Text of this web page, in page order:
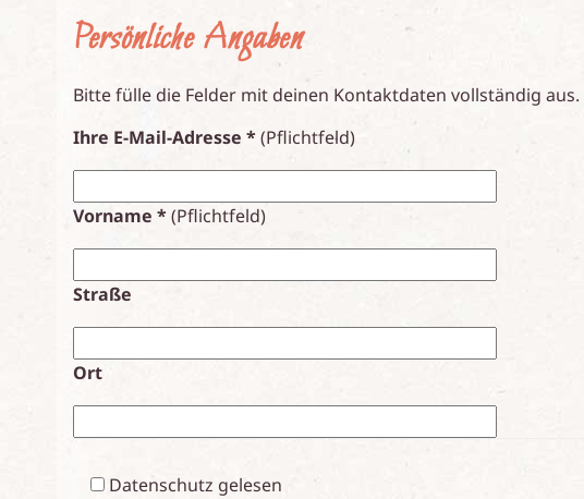
Persönliche Angaben
Bitte fülle die Felder mit deinen Kontaktdaten vollständig aus.
Ihre E-Mail-Adresse *(Pflichtfeld)
Vorname *(Pflichtfeld)
Straße
Ort
Datenschutz gelesen